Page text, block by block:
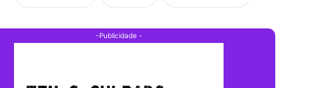
-Publicidade -